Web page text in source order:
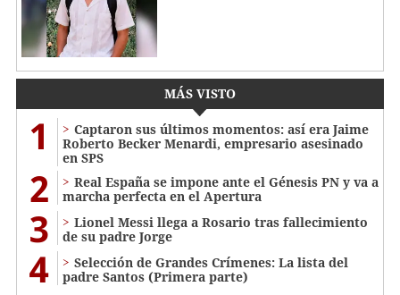
MÁS VISTO
1
Captaron sus últimos momentos: así era Jaime
Roberto Becker Menardi​​​, empresario asesinado
en SPS
2
Real España se impone ante el Génesis PN y va a
marcha perfecta en el Apertura
3
Lionel Messi llega a Rosario tras fallecimiento
de su padre Jorge
4
Selección de Grandes Crímenes: La lista del
padre Santos (Primera parte)